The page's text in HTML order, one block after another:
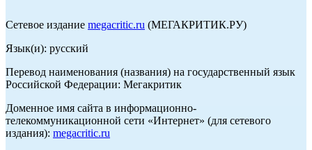
Сетевое издание megacritic.ru (МЕГАКРИТИК.РУ)
Язык(и): русский
Перевод наименования (названия) на государственный язык
Российской Федерации: Мегакритик
Доменное имя сайта в информационно-
телекоммуникационной сети «Интернет» (для сетевого
издания): megacritic.ru